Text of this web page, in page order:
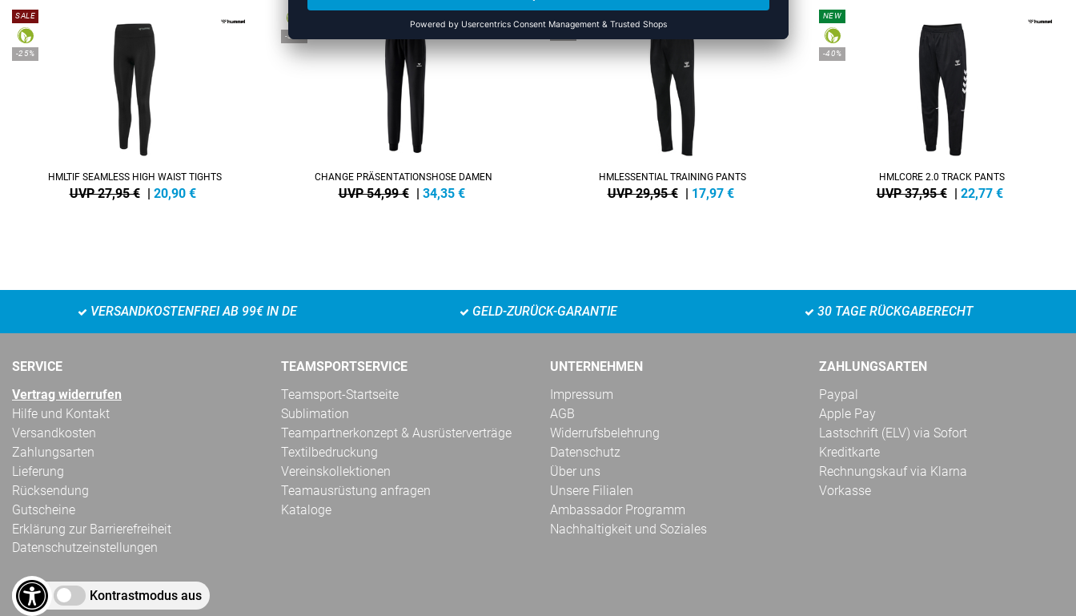
SALE
-25%
HMLTIF SEAMLESS HIGH WAIST TIGHTS
UVP 27,95 € | 20,90 €
-38%
CHANGE PRÄSENTATIONSHOSE DAMEN
UVP 54,99 € | 34,35 €
HMLESSENTIAL TRAINING PANTS
UVP 29,95 € | 17,97 €
NEW
-40%
HMLCORE 2.0 TRACK PANTS
UVP 37,95 € | 22,77 €
VERSANDKOSTENFREI AB 99€ IN DE GELD-ZURÜCK-GARANTIE 30 TAGE RÜCKGABERECHT
SERVICE
Vertrag widerrufen
Hilfe und Kontakt
Versandkosten
Zahlungsarten
Lieferung
Rücksendung
Gutscheine
Erklärung zur Barrierefreiheit
Datenschutzeinstellungen
Kontrastmodus aus
TEAMSPORTSERVICE
Teamsport-Startseite
Sublimation
Teampartnerkonzept & Ausrüsterverträge
Textilbedruckung
Vereinskollektionen
Teamausrüstung anfragen
Kataloge
UNTERNEHMEN
Impressum
AGB
Widerrufsbelehrung
Datenschutz
Über uns
Unsere Filialen
Ambassador Programm
Nachhaltigkeit und Soziales
ZAHLUNGSARTEN
Paypal
Apple Pay
Lastschrift (ELV) via Sofort
Kreditkarte
Rechnungskauf via Klarna
Vorkasse